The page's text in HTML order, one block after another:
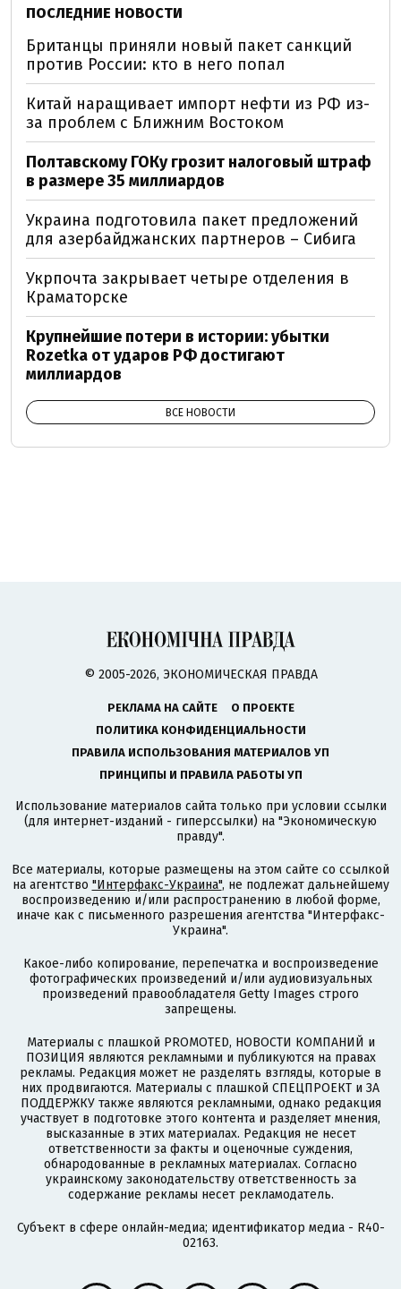
ПОСЛЕДНИЕ НОВОСТИ
Британцы приняли новый пакет санкций
против России: кто в него попал
Китай наращивает импорт нефти из РФ из-
за проблем с Ближним Востоком
Полтавскому ГОКу грозит налоговый штраф
в размере 35 миллиардов
Украина подготовила пакет предложений
для азербайджанских партнеров – Сибига
Укрпочта закрывает четыре отделения в
Краматорске
Крупнейшие потери в истории: убытки
Rozetka от ударов РФ достигают
миллиардов
ВСЕ НОВОСТИ
© 2005-2026, ЭКОНОМИЧЕСКАЯ ПРАВДА
РЕКЛАМА НА САЙТЕ
О ПРОЕКТЕ
ПОЛИТИКА КОНФИДЕНЦИАЛЬНОСТИ
ПРАВИЛА ИСПОЛЬЗОВАНИЯ МАТЕРИАЛОВ УП
ПРИНЦИПЫ И ПРАВИЛА РАБОТЫ УП
Использование материалов сайта только при условии ссылки
(для интернет-изданий - гиперссылки) на "Экономическую
правду".
Все материалы, которые размещены на этом сайте со ссылкой
на агентство "Интерфакс-Украина", не подлежат дальнейшему
воспроизведению и/или распространению в любой форме,
иначе как с письменного разрешения агентства "Интерфакс-
Украина".
Какое-либо копирование, перепечатка и воспроизведение
фотографических произведений и/или аудиовизуальных
произведений правообладателя Getty Images строго
запрещены.
Материалы с плашкой PROMOTED, НОВОСТИ КОМПАНИЙ и
ПОЗИЦИЯ являются рекламными и публикуются на правах
рекламы. Редакция может не разделять взгляды, которые в
них продвигаются. Материалы с плашкой СПЕЦПРОЕКТ и ЗА
ПОДДЕРЖКУ также являются рекламными, однако редакция
участвует в подготовке этого контента и разделяет мнения,
высказанные в этих материалах. Редакция не несет
ответственности за факты и оценочные суждения,
обнародованные в рекламных материалах. Согласно
украинскому законодательству ответственность за
содержание рекламы несет рекламодатель.
Субъект в сфере онлайн-медиа; идентификатор медиа - R40-
02163.